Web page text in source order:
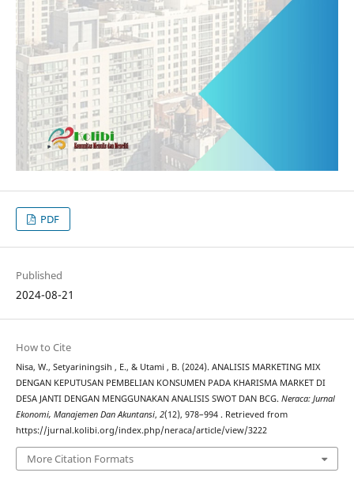
PDF
Published
2024-08-21
How to Cite
Nisa, W., Setyariningsih , E., & Utami , B. (2024). ANALISIS MARKETING MIX
DENGAN KEPUTUSAN PEMBELIAN KONSUMEN PADA KHARISMA MARKET DI
DESA JANTI DENGAN MENGGUNAKAN ANALISIS SWOT DAN BCG. Neraca: Jurnal
Ekonomi, Manajemen Dan Akuntansi, 2(12), 978–994 . Retrieved from
https://jurnal.kolibi.org/index.php/neraca/article/view/3222
More Citation Formats